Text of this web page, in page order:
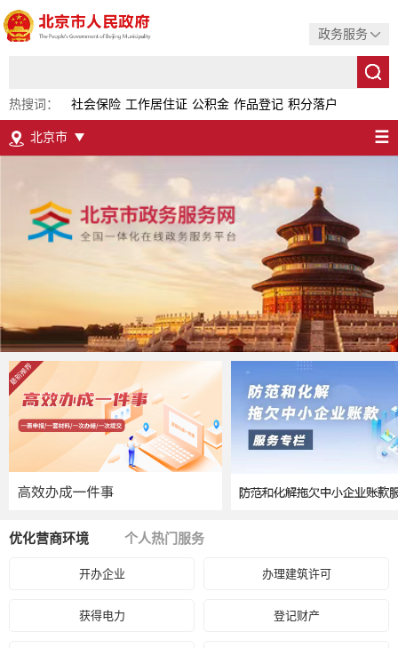
政务服务
热搜词： 社会保险 工作居住证 公积金 作品登记 积分落户
北京市 ☰
优化营商环境 个人热门服务
开办企业 办理建筑许可
获得电力 登记财产